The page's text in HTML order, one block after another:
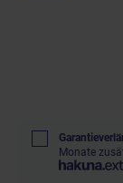
Monate